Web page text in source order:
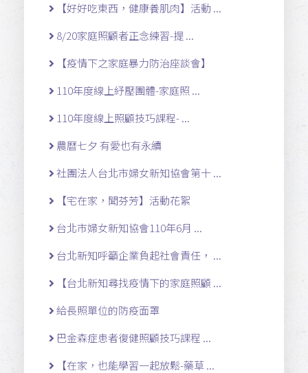
【好好吃東西，健康養肌肉】活動 ...
8/20家庭照顧者正念練習-提 ...
【疫情下之家庭暴力防治座談會】
110年度線上紓壓團體-家庭照 ...
110年度線上照顧技巧課程- ...
農曆七夕 有愛也有永續
社團法人台北市婦女新知協會第十 ...
【宅在家，聞芬芳】活動花絮
台北市婦女新知協會110年6月 ...
台北新知呼籲企業負起社會責任， ...
【台北新知尋找疫情下的家庭照顧 ...
給長照單位的防疫面罩
巴金森症患者復健照顧技巧課程 ...
【在家，也能學習一起放鬆-藥草 ...